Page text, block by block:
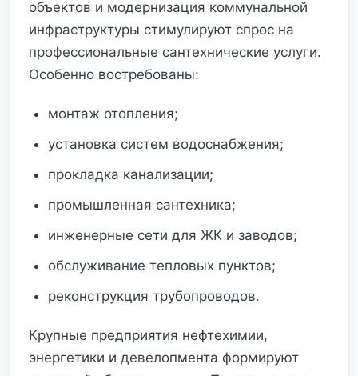
объектов и модернизация коммунальной
инфраструктуры стимулируют спрос на
профессиональные сантехнические услуги.
Особенно востребованы:
монтаж отопления;
установка систем водоснабжения;
прокладка канализации;
промышленная сантехника;
инженерные сети для ЖК и заводов;
обслуживание тепловых пунктов;
реконструкция трубопроводов.
Крупные предприятия нефтехимии,
энергетики и девелопмента формируют